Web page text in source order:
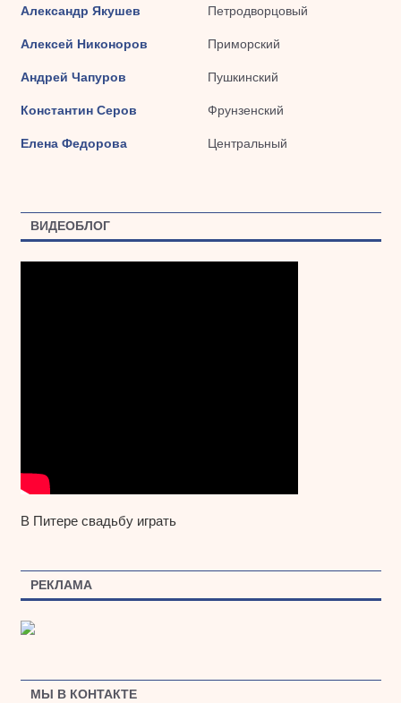
Александр Якушев Петродворцовый
Алексей Никоноров Приморский
Андрей Чапуров Пушкинский
Константин Серов Фрунзенский
Елена Федорова Центральный
ВИДЕОБЛОГ
В Питере свадьбу играть
РЕКЛАМА
МЫ В КОНТАКТЕ